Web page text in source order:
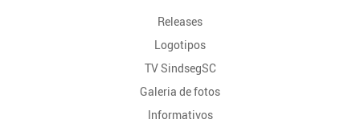
Releases
Logotipos
TV SindsegSC
Galeria de fotos
Informativos